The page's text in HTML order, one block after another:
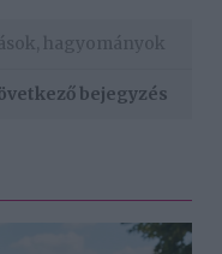
hagyományok
bejegyzés